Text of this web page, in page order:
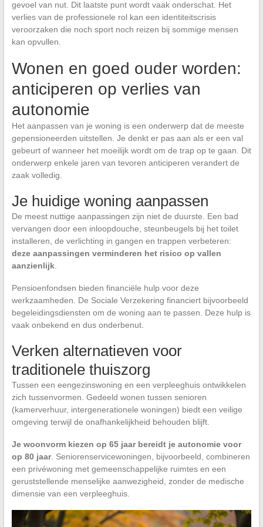
gevoel van nut. Dit laatste punt wordt vaak onderschat. Het
verlies van de professionele rol kan een identiteitscrisis
veroorzaken die noch sport noch reizen bij sommige mensen
kan opvullen.
Wonen en goed ouder worden:
anticiperen op verlies van
autonomie
Het aanpassen van je woning is een onderwerp dat de meeste
gepensioneerden uitstellen. Je denkt er pas aan als er een val
gebeurt of wanneer het moeilijk wordt om de trap op te gaan. Dit
onderwerp enkele jaren van tevoren anticiperen verandert de
zaak volledig.
Je huidige woning aanpassen
De meest nuttige aanpassingen zijn niet de duurste. Een bad
vervangen door een inloopdouche, steunbeugels bij het toilet
installeren, de verlichting in gangen en trappen verbeteren:
deze aanpassingen verminderen het risico op vallen
aanzienlijk.
Pensioenfondsen bieden financiële hulp voor deze
werkzaamheden. De Sociale Verzekering financiert bijvoorbeeld
begeleidingsdiensten om de woning aan te passen. Deze hulp is
vaak onbekend en dus onderbenut.
Verken alternatieven voor
traditionele thuiszorg
Tussen een eengezinswoning en een verpleeghuis ontwikkelen
zich tussenvormen. Gedeeld wonen tussen senioren
(kamerverhuur, intergenerationele woningen) biedt een veilige
omgeving terwijl de onafhankelijkheid behouden blijft.
Je woonvorm kiezen op 65 jaar bereidt je autonomie voor
op 80 jaar. Seniorenservicewoningen, bijvoorbeeld, combineren
een privéwoning met gemeenschappelijke ruimtes en een
geruststellende menselijke aanwezigheid, zonder de medische
dimensie van een verpleeghuis.